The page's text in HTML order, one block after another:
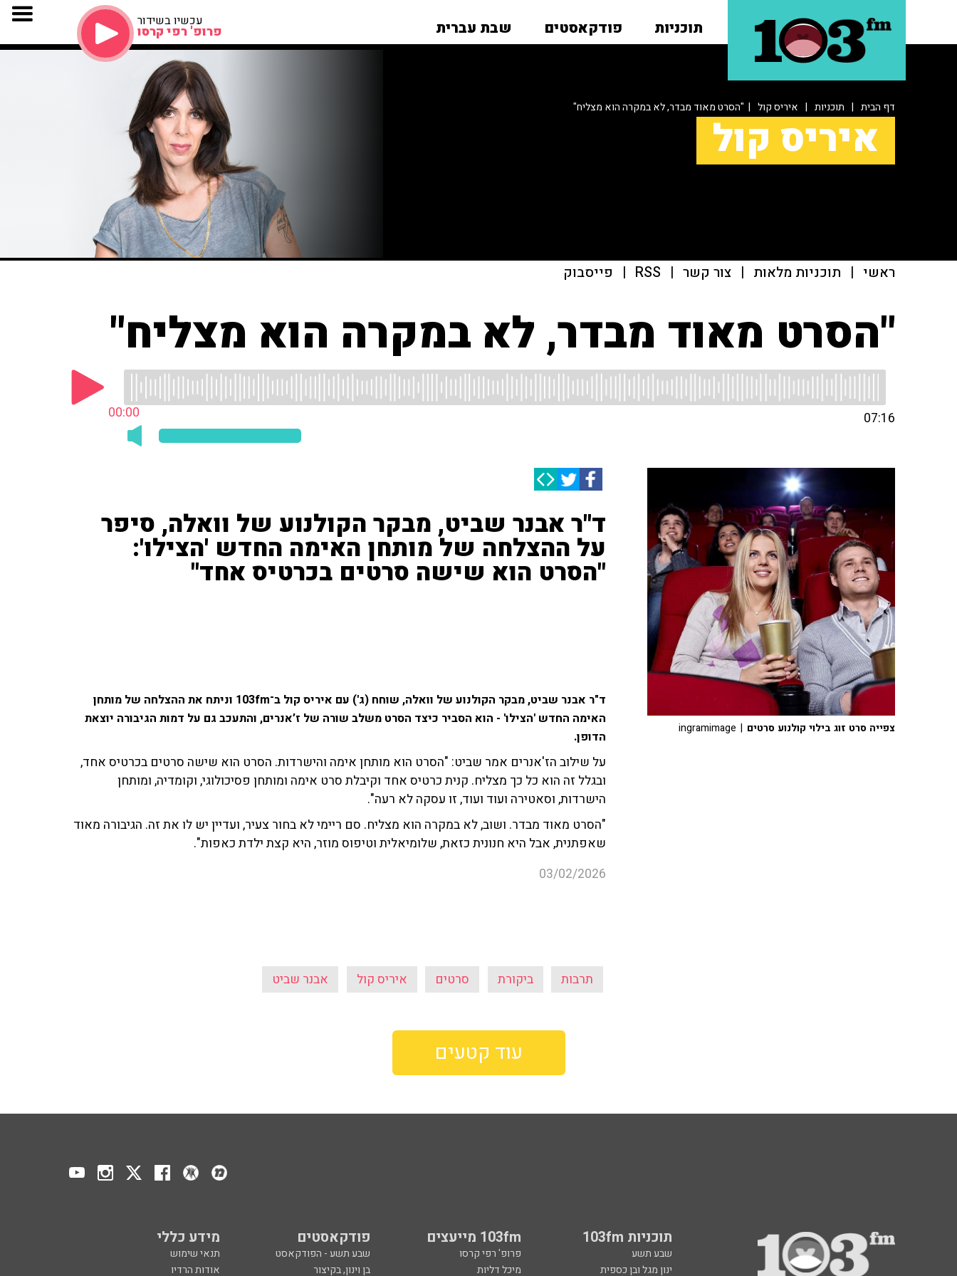
תוכניות פודקאסטים שבת עברית עכשיו בשידור
פרופ' רפי קרסו
דף הבית | תוכניות | איריס קול | "הסרט מאוד מבדר, לא במקרה הוא מצליח"
איריס קול
ראשי | תוכניות מלאות | צור קשר |
RSS
| פייסבוק
"הסרט מאוד מבדר, לא במקרה הוא מצליח"
00:00 07:16
ד"ר אבנר שביט, מבקר הקולנוע של וואלה, סיפר
על ההצלחה של מותחן האימה החדש 'הצילו':
"הסרט הוא שישה סרטים בכרטיס אחד"
ד"ר אבנר שביט, מבקר הקולנוע של וואלה, שוחח (ג') עם איריס קול ב־103fm וניתח את ההצלחה של מותחן
האימה החדש 'הצילו' - הוא הסביר כיצד הסרט משלב שורה של ז’אנרים, והתעכב גם על דמות הגיבורה יוצאת
הדופן.
על שילוב הז'אנרים אמר שביט: "הסרט הוא מותחן אימה והישרדות. הסרט הוא שישה סרטים בכרטיס אחד,
ובגלל זה הוא כל כך מצליח. קנית כרטיס אחד וקיבלת סרט אימה ומותחן פסיכולוגי, וקומדיה, ומותחן
הישרדות, וסאטירה ועוד ועוד, זו עסקה לא רעה".
"הסרט מאוד מבדר. ושוב, לא במקרה הוא מצליח. סם ריימי לא בחור צעיר, ועדיין יש לו את זה. הגיבורה מאוד
שאפתנית, אבל היא חנונית כזאת, שלומיאלית וטיפוס מוזר, היא קצת ילדת כאפות".
03/02/2026
תרבות ביקורת סרטים איריס קול אבנר שביט
צפייה סרט זוג בילוי קולנוע סרטים | ingramimage
עוד קטעים
תוכניות 103fm 103fm מייעצים פודקאסטים מידע כללי
שבע תשע פרופ' רפי קרסו שבע תשע - הפודקאסט
תנאי שימוש
ינון מגל ובן כספית
מיכל דליות בן וינון, בקיצור אודות הרדיו